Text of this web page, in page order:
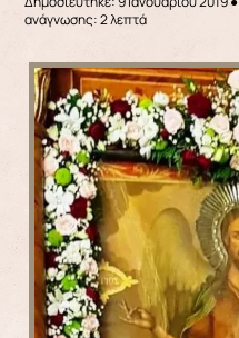
ανάγνωσης: 2 λεπτά